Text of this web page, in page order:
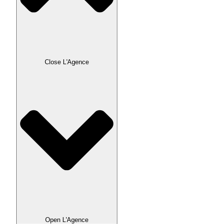
Close L'Agence
Open L'Agence